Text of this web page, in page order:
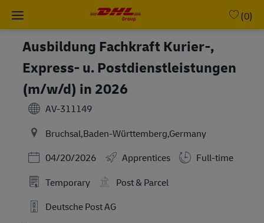
Skip to main content
(0)
Ausbildung Fachkraft Kurier-,
Express- u. Postdienstleistungen
(m/w/d) in 2026
AV-311149
Bruchsal,Baden-Württemberg,Germany
Posted Date
04/20/2026 Apprentices
Full-time
Temporary
Post & Parcel
Deutsche Post AG